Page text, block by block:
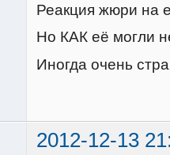
Реакция жюри на
Но КАК её могли
Иногда очень
2012-12-13